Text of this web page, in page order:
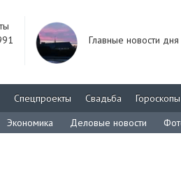
Главные новости дня
Спецпроекты Свадьба
Гороскопы
Экономика Деловые новости